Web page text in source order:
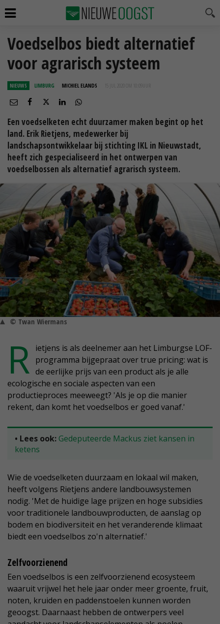
Voedselbos biedt alternatief
voor agrarisch systeem
NIEUWS LIMBURG MICHIEL ELANDS 15 JUL 2020 OM 10:09
Een voedselketen echt duurzamer maken begint op het
land. Erik Rietjens, medewerker bij
landschapsontwikkelaar bij stichting IKL in Nieuwstadt,
heeft zich gespecialiseerd in het ontwerpen van
voedselbossen als alternatief agrarisch systeem.
© Twan Wiermans
R ietjens is als deelnemer aan het Limburgse LOF-
programma bijgepraat over true pricing: wat is
de eerlijke prijs van een product als je alle
ecologische en sociale aspecten van een
productieproces meeweegt? 'Als je op die manier
rekent, dan komt het voedselbos er goed vanaf.'
• Lees ook: Gedeputeerde Mackus ziet kansen in
ketens
Wie de voedselketen duurzaam en lokaal wil maken,
heeft volgens Rietjens andere landbouwsystemen
nodig. 'Met de huidige lage prijzen en hoge subsidies
voor traditionele landbouwproducten, de aanslag op
bodem en biodiversiteit en het veranderende klimaat
biedt een voedselbos zo'n alternatief.'
Zelfvoorzienend
Een voedselbos is een zelfvoorzienend ecosysteem
waaruit vrijwel het hele jaar onder meer groente, fruit,
noten, kruiden en paddenstoelen kunnen worden
geoogst. Daarnaast hebben de ontwerpers veel